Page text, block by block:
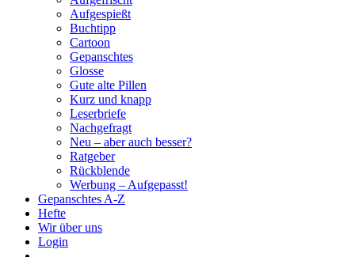
Aufgespießt
Buchtipp
Cartoon
Gepanschtes
Glosse
Gute alte Pillen
Kurz und knapp
Leserbriefe
Nachgefragt
Neu – aber auch besser?
Ratgeber
Rückblende
Werbung – Aufgepasst!
Gepanschtes A-Z
Hefte
Wir über uns
Login